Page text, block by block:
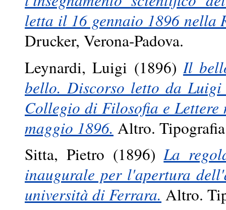
letta il 16 gennaio 1896 nella
Drucker, Verona-Padova.
Leynardi, Luigi (1896)Il
bello. Discorso letto da
Collegio di Filosofia e
maggio 1896. Altro.
Sitta, Pietro (1896)La
inaugurale per l'apertura
università di Ferrara. Altro.